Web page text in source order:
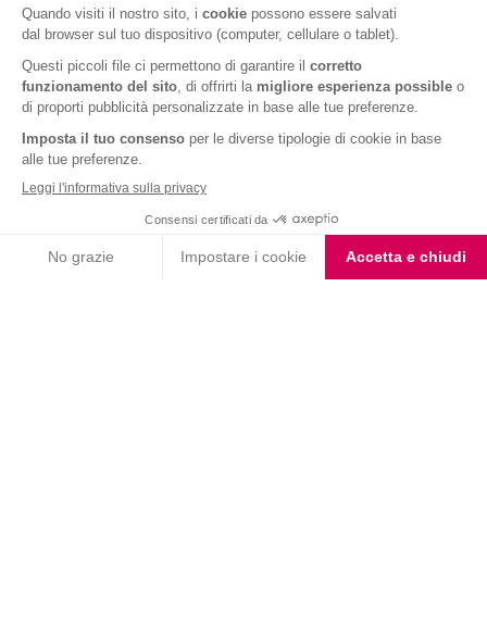
Letta l'informativa privacy, acconsento all'iscrizione alla newsletter
Nutrition & Sante' Italia Spa
via Gioacchino Rossini 1/A